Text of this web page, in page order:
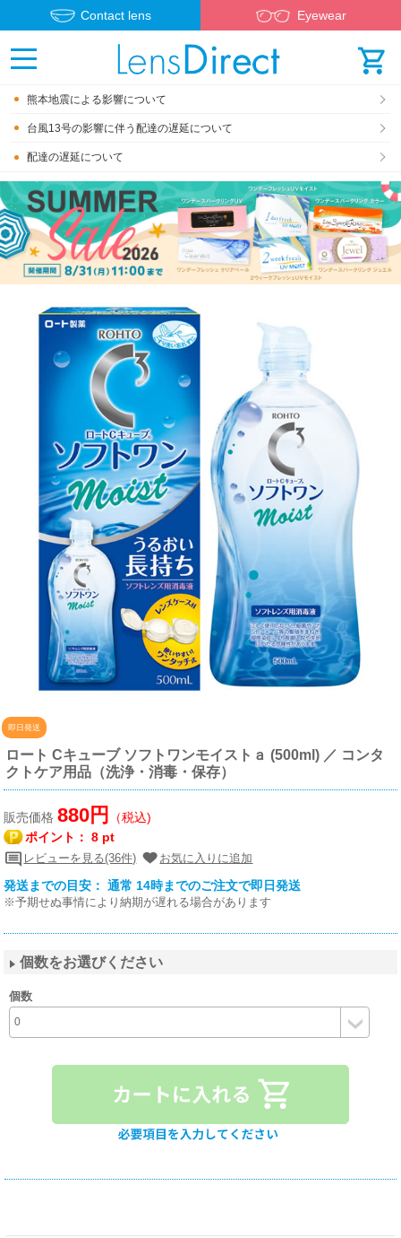
Contact lens Eyewear
熊本地震による影響について
台風13号の影響に伴う配達の遅延について
配達の遅延について
即日発送
ロート Cキューブ ソフトワンモイストａ (500ml) ／ コンタ
クトケア用品（洗浄・消毒・保存）
販売価格880円
（税込)
ポイント：8 pt
レビューを見る(36件) お気に入りに追加
発送までの目安： 通常 14時までのご注文で即日発送
※予期せぬ事情により納期が遅れる場合があります
個数をお選びください
個数